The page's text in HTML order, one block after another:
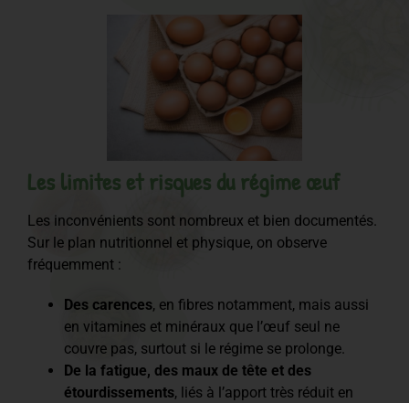
Les limites et risques du régime œuf
Les inconvénients sont nombreux et bien documentés.
Sur le plan nutritionnel et physique, on observe
fréquemment :
Des carences, en fibres notamment, mais aussi
en vitamines et minéraux que l’œuf seul ne
couvre pas, surtout si le régime se prolonge.
De la fatigue, des maux de tête et des
étourdissements, liés à l’apport très réduit en